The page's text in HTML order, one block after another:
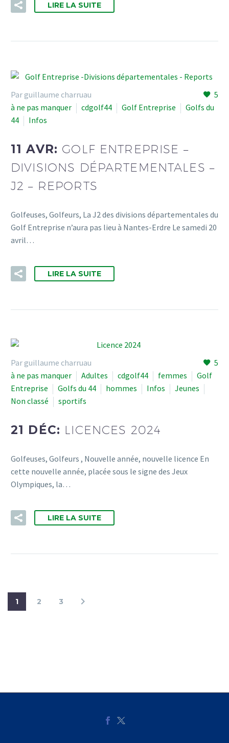
LIRE LA SUITE
5
Par guillaume charruau
à ne pas manquer
cdgolf44 Golf Entreprise
Golfs du
44
Infos
11 AVR: GOLF ENTREPRISE –
DIVISIONS DÉPARTEMENTALES –
J2 – REPORTS
Golfeuses, Golfeurs, La J2 des divisions départementales du
Golf Entreprise n’aura pas lieu à Nantes-Erdre Le samedi 20
avril…
LIRE LA SUITE
5
Par guillaume charruau
à ne pas manquer
Adultes cdgolf44 femmes
Golf
Entreprise
Golfs du 44 hommes Infos
Jeunes
Non classé
sportifs
21 DÉC: LICENCES 2024
Golfeuses, Golfeurs , Nouvelle année, nouvelle licence En
cette nouvelle année, placée sous le signe des Jeux
Olympiques, la…
LIRE LA SUITE
1 2 3